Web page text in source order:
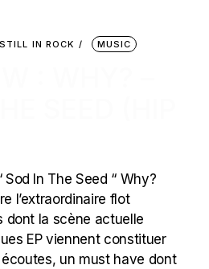
STILL IN ROCK MUSIC
Sod In The Seed “ Why?
l’extraordinaire flot
dont la scène actuelle
EP viennent constituer
écoutes, un must have dont